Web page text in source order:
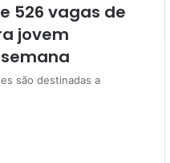
526 vagas de
jovem
são destinadas a